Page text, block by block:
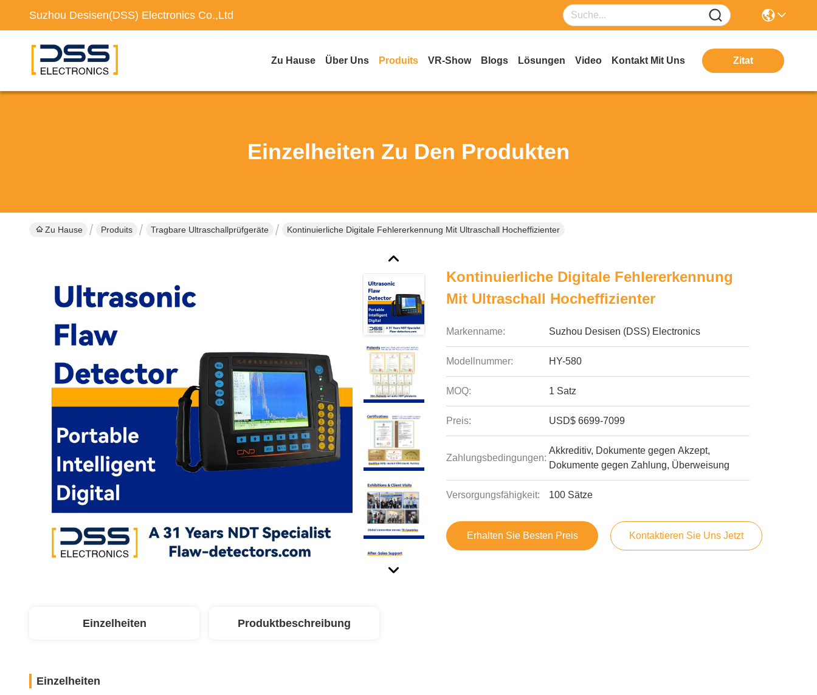
Suzhou Desisen(DSS) Electronics Co.,Ltd
Zu Hause Über Uns Produits VR-Show Blogs Lösungen Video Kontakt Mit Uns Zitat
Einzelheiten Zu Den Produkten
Zu Hause Produits Tragbare Ultraschallprüfgeräte Kontinuierliche Digitale Fehlererkennung Mit Ultraschall Hocheffizienter
Kontinuierliche Digitale Fehlererkennung
Mit Ultraschall Hocheffizienter
Markenname: Suzhou Desisen (DSS) Electronics
Modellnummer: HY-580
MOQ: 1 Satz
Preis: USD$ 6699-7099
Zahlungsbedingungen:
Akkreditiv, Dokumente gegen Akzept,
Dokumente gegen Zahlung, Überweisung
Versorgungsfähigkeit: 100 Sätze
Erhalten Sie Besten Preis Kontaktieren Sie Uns Jetzt
Einzelheiten Produktbeschreibung
Einzelheiten